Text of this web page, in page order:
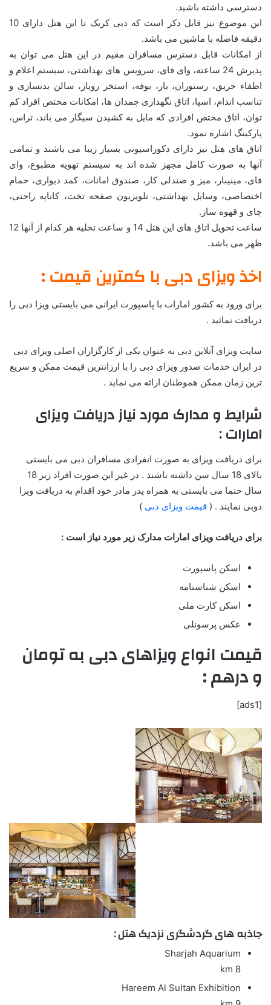
دسترسی داشته باشید.
این موضوع نیز قابل ذکر است که دبی کریک تا این هتل دارای 10
دقیقه فاصله با ماشین می باشد.
از امکانات قابل دسترس مسافران مقیم در این هتل می توان به
پذیرش 24 ساعته، وای فای، سرویس های بهداشتی، سیستم اعلام و
اطفاء حریق، رستوران، بار، بوفه، استخر روباز، سالن بدنسازی و
تناسب اندام، اسپا، اتاق نگهداری چمدان ها، امکانات مختص افراد کم
توان، اتاق مختص افرادی که مایل به کشیدن سیگار می باند، تراس،
پارکینگ اشاره نمود.
اتاق های هتل نیز دارای دکوراسیونی بسیار زیبا می باشند و تمامی
آنها به صورت کامل مجهز شده اند به سیستم تهویه مطبوع، وای
فای، مینیبار، میز و صندلی کار، صندوق امانات، کمد دیواری، حمام
اختصاصی، وسایل بهداشتی، تلویزیون صفحه تخت، کاناپه راحتی،
چای و قهوه ساز.
ساعت تحویل اتاق های این هتل 14 و ساعت تخلیه هر کدام از آنها 12
ظهر می باشد.
اخذ ویزای دبی با کمترین قیمت :
برای ورود به کشور امارات با پاسپورت ایرانی می بایستی ویزا دبی را
دریافت نمائید .
سایت ویزای آنلاین دبی به عنوان یکی از کارگزاران اصلی ویزای دبی
در ایران خدمات صدور ویزای دبی را با ارزانترین قیمت ممکن و سریع
ترین زمان ممکن هموطنان ارائه می نماید .
شرایط و مدارک مورد نیاز دریافت ویزای
امارات :
برای دریافت ویزای به صورت انفرادی مسافران دبی می بایستی
بالای 18 سال سن داشته باشند . در غیر این صورت افراد زیر 18
سال حتما می بایستی به همراه پدر مادر خود اقدام به دریافت ویزا
دوبی نمایند . ( قیمت ویزای دبی )
برای دریافت ویزای امارات مدارک زیر مورد نیاز است :
اسکن پاسپورت
اسکن شناسنامه
اسکن کارت ملی
عکس پرسونلی
قیمت انواع ویزاهای دبی به تومان
و درهم :
[ads1]
جاذبه های گردشگری نزدیک هتل :
Sharjah Aquarium
8 km
Hareem Al Sultan Exhibition